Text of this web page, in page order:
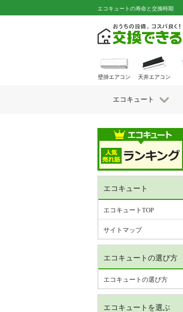
エコキュートの寿命と交換時期
エコキュート
エコキュートTOP
サイトマップ
エコキュートの選び方
エコキュートの選び方
エコキュートを選ぶ
壁掛エアコン 天井エアコン
エコキュート